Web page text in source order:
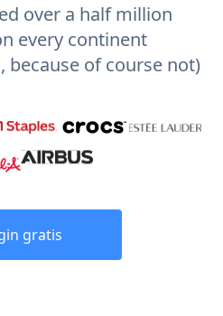
over a half million
every continent
because of course not)
gratis